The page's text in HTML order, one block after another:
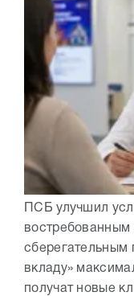
ПСБ улучшил
востребованным
вкладу»
получат новые